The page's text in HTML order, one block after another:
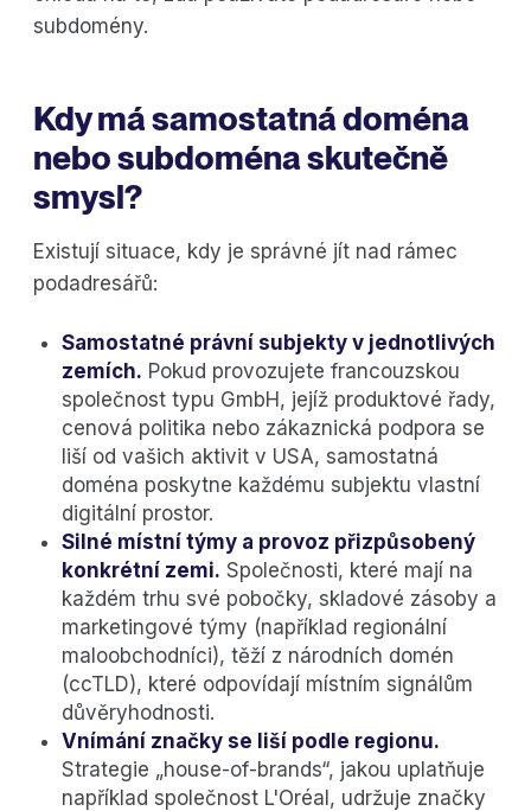
subdomény.
Kdy má samostatná doména
nebo subdoména skutečně
smysl?
Existují situace, kdy je správné jít nad rámec
podadresářů:
Samostatné právní subjekty v jednotlivých
zemích. Pokud provozujete francouzskou
společnost typu GmbH, jejíž produktové řady,
cenová politika nebo zákaznická podpora se
liší od vašich aktivit v USA, samostatná
doména poskytne každému subjektu vlastní
digitální prostor.
Silné místní týmy a provoz přizpůsobený
konkrétní zemi. Společnosti, které mají na
každém trhu své pobočky, skladové zásoby a
marketingové týmy (například regionální
maloobchodníci), těží z národních domén
(ccTLD), které odpovídají místním signálům
důvěryhodnosti.
Vnímání značky se liší podle regionu.
Strategie „house-of-brands“, jakou uplatňuje
například společnost L'Oréal, udržuje značky